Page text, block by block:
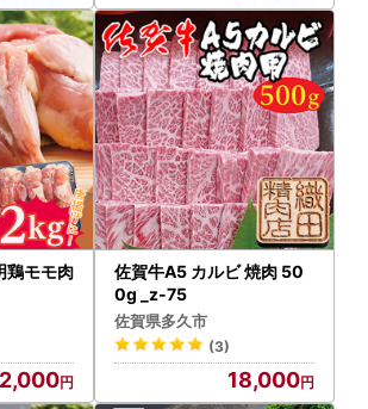
鶏モモ肉
佐賀牛A5 カルビ 焼肉 50
0g _z-75
佐賀県多久市
(3)
18,000